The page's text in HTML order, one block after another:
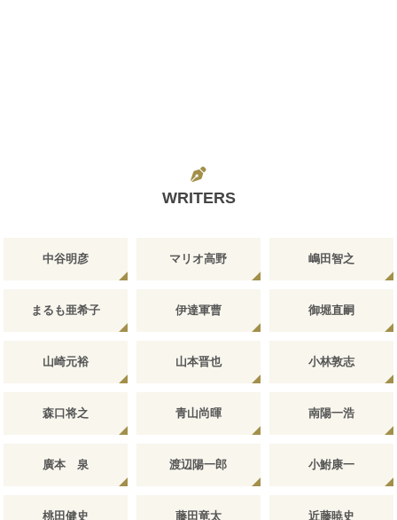
WRITERS
中谷明彦 マリオ高野 嶋田智之
まるも亜希子 伊達軍曹 御堀直嗣
山崎元裕 山本晋也 小林敦志
森口将之 青山尚暉 南陽一浩
廣本 泉 渡辺陽一郎 小鮒康一
桃田健史 藤田竜太 近藤暁史